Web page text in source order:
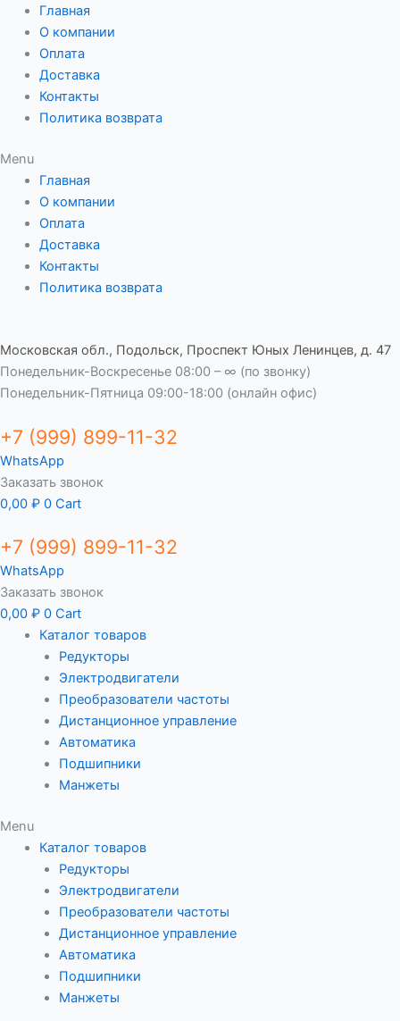
Перейти
содержимому
Главная
О компании
Оплата
Доставка
Контакты
Политика возврата
Menu
Главная
О компании
Оплата
Доставка
Контакты
Политика возврата
Московская обл., Подольск, Проспект Юных Ленинцев, д. 47
Понедельник-Воскресенье 08:00 – ∞ (по звонку)
Понедельник-Пятница 09:00-18:00 (онлайн офис)
+7 (999) 899-11-32
WhatsApp
Заказать звонок
0,00 ₽ 0 Cart
+7 (999) 899-11-32
WhatsApp
Заказать звонок
0,00 ₽ 0 Cart
Каталог товаров
Редукторы
Электродвигатели
Преобразователи частоты
Дистанционное управление
Автоматика
Подшипники
Манжеты
Menu
Каталог товаров
Редукторы
Электродвигатели
Преобразователи частоты
Дистанционное управление
Автоматика
Подшипники
Манжеты